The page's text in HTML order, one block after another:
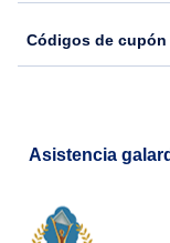
Flights from Nueva
Códigos de cupón
Asistencia